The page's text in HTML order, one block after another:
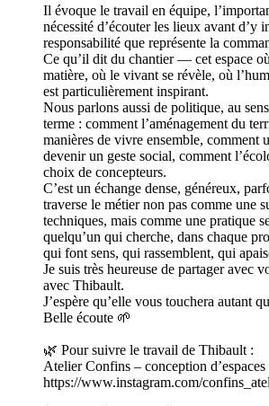
Il évoque le travail en équipe,
nécessité d’écouter les lieux avant d’y
responsabilité que représente la
Ce qu’il dit du chantier — cet espace
matière, où le vivant se révèle, où
est particulièrement inspirant.
Nous parlons aussi de politique, au
terme : comment l’aménagement du
manières de vivre ensemble, comment
devenir un geste social, comment
choix de concepteurs.
C’est un échange dense, généreux,
traverse le métier non pas comme une
techniques, mais comme une pratique
quelqu’un qui cherche, dans chaque
qui font sens, qui rassemblent, qui
Je suis très heureuse de partager avec
avec Thibault.
J’espère qu’elle vous touchera autant
Belle écoute 🌱
🌿 Pour suivre le travail de Thibault :
Atelier Confins – conception
https://www.instagram.com/